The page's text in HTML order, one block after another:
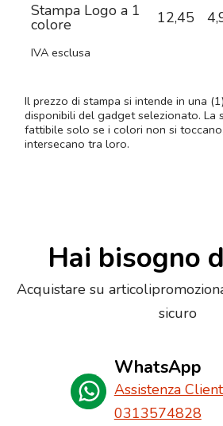
Stampa Logo a 1
colore 12,45
IVA esclusa
Il prezzo di stampa si intende in una
disponibili del gadget selezionato. La
fattibile solo se i colori non si
intersecano tra loro.
Hai bisogno
Acquistare su
sicuro
WhatsApp
Assistenza
0313574828